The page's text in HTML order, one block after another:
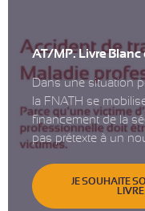
AT/MP. Livre Blanc
Dans une situation
la FNATH se
financement de la
pas prétexte à un
JE SOUHAITE